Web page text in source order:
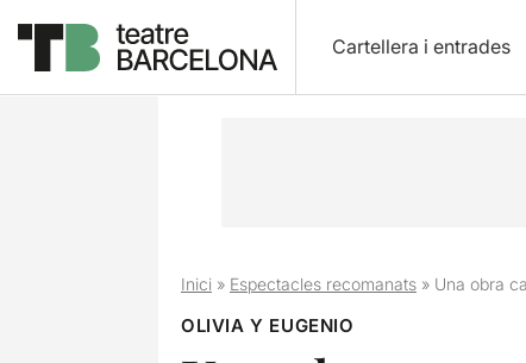
Cartellera i entrades
Inici» Espectacles recomanats» Una obra
OLIVIA Y EUGENIO